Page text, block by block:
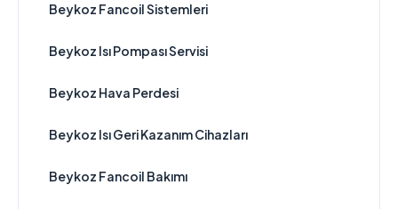
Beykoz Fancoil Sistemleri
Beykoz Isı Pompası Servisi
Beykoz Hava Perdesi
Beykoz Isı Geri Kazanım Cihazları
Beykoz Fancoil Bakımı